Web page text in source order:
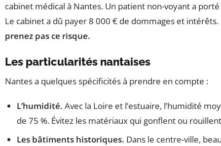
cabinet médical à Nantes. Un patient non-voyant a
Le cabinet a dû payer 8 000 € de dommages et intérêts.
prenez pas ce risque.
Les particularités nantaises
Nantes a quelques spécificités à prendre en compte :
L’humidité. Avec la Loire et l’estuaire, l’humidité
de 75 %. Évitez les matériaux qui gonflent ou
Les bâtiments historiques. Dans le centre-ville,